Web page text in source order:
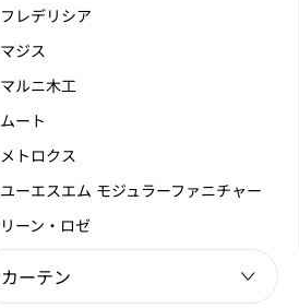
フレデリシア
マジス
マルニ木工
ムート
メトロクス
ユーエスエム モジュラーファニチャー
リーン・ロゼ
カーテン